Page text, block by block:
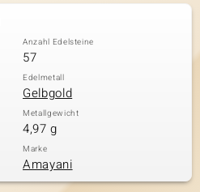
Anzahl Edelsteine
57
Edelmetall
Gelbgold
Metallgewicht
4,97 g
Marke
Amayani